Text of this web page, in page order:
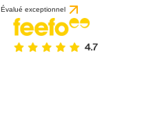
Évalué exceptionnel